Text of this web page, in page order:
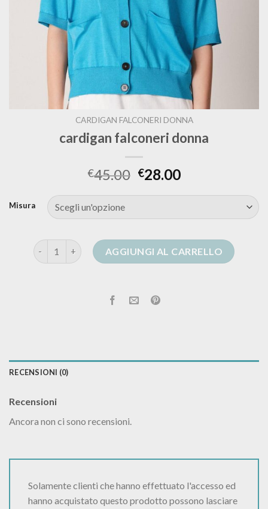
CARDIGAN FALCONERI DONNA
cardigan falconeri donna
€45.00 €28.00
Misura
cardigan falconeri donna quantità
AGGIUNGI AL CARRELLO
RECENSIONI (0)
Recensioni
Ancora non ci sono recensioni.
Solamente clienti che hanno effettuato l'accesso ed
hanno acquistato questo prodotto possono lasciare